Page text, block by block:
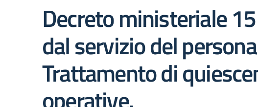
Decreto ministeriale
dal servizio del
Trattamento di